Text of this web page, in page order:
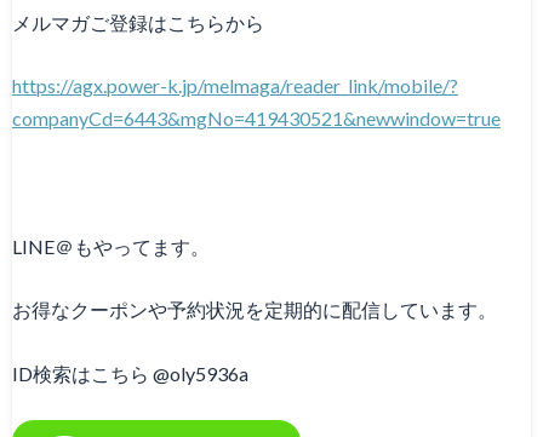
メルマガご登録はこちらから
https://agx.power-k.jp/melmaga/reader_link/mobile/?
companyCd=6443&mgNo=419430521&newwindow=true
LINE＠もやってます。
お得なクーポンや予約状況を定期的に配信しています。
ID検索はこちら @oly5936a